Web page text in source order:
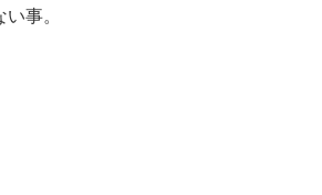
事。